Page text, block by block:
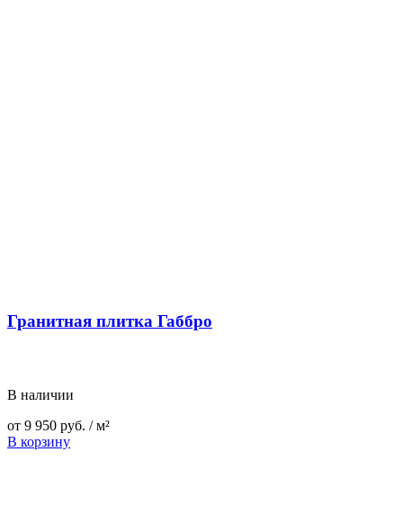
Гранитная плитка Габбро
В наличии
от 9 950 руб. / м²
В корзину